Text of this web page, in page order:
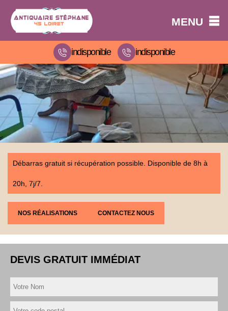
MENU
indisponible indisponible
Débarras gratuit si récupération possible. Disponible de 8h à
20h, 7j/7.
NOS RÉALISATIONS CONTACTEZ NOUS
DEVIS GRATUIT IMMÉDIAT